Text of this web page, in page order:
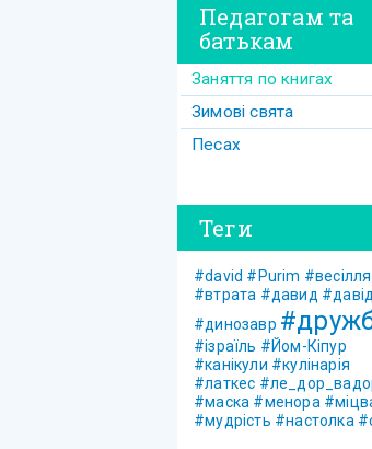
Педагогам та
батькам
Заняття по книгах
Зимові свята
Песах
Теги
#david #Purim #весілля
#втрата #давид #давід
#динозавр
#ізраїль #Йом-Кіпур
#канікули #кулінарія
#латкес
#маска #менора
#мудрість #настолка